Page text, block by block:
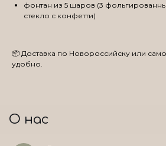
фонтан из 5 шаров (3
стекло с конфетти)
📦 Доставка по Новороссийску или
удобно.
О нас